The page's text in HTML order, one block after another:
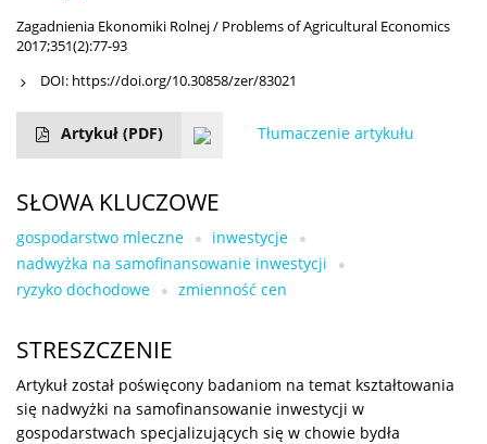
Zagadnienia Ekonomiki Rolnej / Problems of Agricultural Economics
2017;351(2):77-93
DOI: https://doi.org/10.30858/zer/83021
Artykuł (PDF) Tłumaczenie artykułu
SŁOWA KLUCZOWE
gospodarstwo mleczne
inwestycje
nadwyżka na samofinansowanie inwestycji
ryzyko dochodowe
zmienność cen
STRESZCZENIE
Artykuł został poświęcony badaniom na temat kształtowania
się nadwyżki na samofinansowanie inwestycji w
gospodarstwach specjalizujących się w chowie bydła